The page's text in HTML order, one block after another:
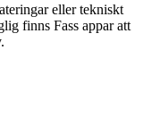
eller tekniskt
finns Fass appar att